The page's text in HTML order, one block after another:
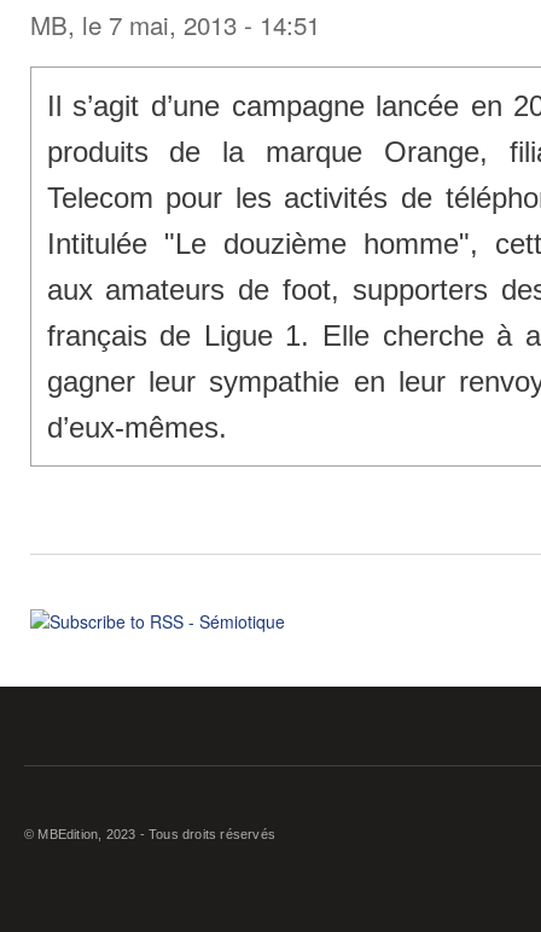
MB, le 7 mai, 2013 - 14:51
Il s’agit d’une campagne lancée en
produits de la marque Orange,
Telecom pour les activités de
Intitulée "Le douzième homme",
aux amateurs de foot, supporters
français de Ligue 1. Elle cherche à
gagner leur sympathie en leur
d’eux-mêmes.
© MBEdition, 2023 - Tous droits réservés